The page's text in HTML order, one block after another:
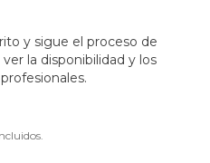
y sigue el proceso de
la disponibilidad y los